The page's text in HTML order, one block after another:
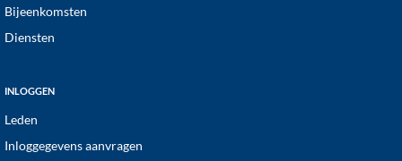
Bijeenkomsten
Diensten
INLOGGEN
Leden
Inloggegevens aanvragen